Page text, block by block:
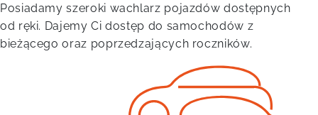
Posiadamy szeroki wachlarz pojazdów dostępnych
od ręki. Dajemy Ci dostęp do samochodów z
bieżącego oraz poprzedzających roczników.